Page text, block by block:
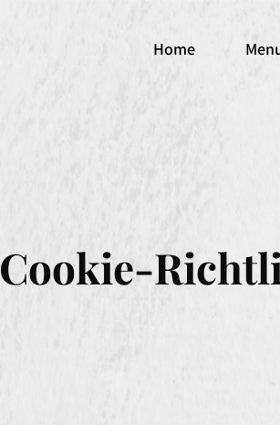
Home
Cookie-